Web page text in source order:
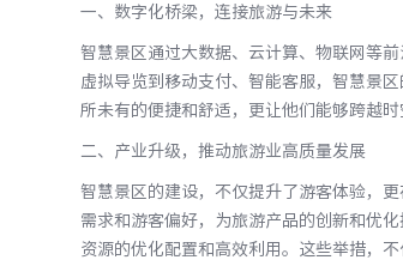
一、数字化桥梁，连接旅游与未来
智慧景区通过大数据、云计算、物联网等
虚拟导览到移动支付、智能客服，智慧景
所未有的便捷和舒适，更让他们能够跨越
二、产业升级，推动旅游业高质量发展
智慧景区的建设，不仅提升了游客体验，
需求和游客偏好，为旅游产品的创新和优
资源的优化配置和高效利用。这些举措，